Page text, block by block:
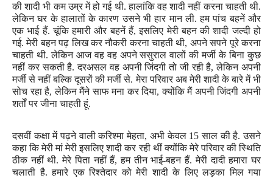
की शादी भी कम उम्र में हो गई थी. हालांकि वह शादी नहीं करना चाहती थी.
लेकिन घर के हालातों के कारण उसने भी हार मान ली. हम पांच बहनें और
एक भाई हैं. चूंकि हमारी और बहनें हैं,इसलिए मेरी बहन की शादी जल्दी हो
गई. मेरी बहन पढ़ लिख कर नौकरी करना चाहती थी, अपने सपने पूरे करना
चाहती थी. लेकिन आज वह वह अपने ससुराल वालों की मर्जी के बिना कुछ
नहीं कर सकती है. दरअसल वह अपनी जिंदगी तो जी रही है,लेकिन अपनी
मर्जी से नहीं बल्कि दूसरों की मर्जी से. मेरा परिवार अब मेरी शादी के बारे में भी
सोच रहा है,लेकिन मैंने साफ मना कर दिया,क्योंकि मैं अपनी जिंदगी अपनी
शर्तों पर जीना चाहती हूं.
दसवीं कक्षा में पढ़ने वाली करिश्मा मेहता, अभी केवल15साल की है. उसने
कहा कि मेरी मां मेरी इसलिए शादी कर रही थीं क्योंकि मेरे परिवार की स्थिति
ठीक नहीं थी. मेरे पिता नहीं हैं,हम तीन भाई-बहन हैं. मेरी दादी हमारा घर
चलाती है. हमारे एक रिश्तेदार को मेरी शादी के लिए लड़का मिल गया